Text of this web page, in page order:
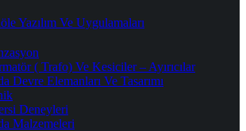
Yazılım Ve Uygulamaları
( Trafo) Ve Kesiciler – Ayırıcılar
Devre Elemanları Ve Tasarımı
Deneyleri
Malzemeleri